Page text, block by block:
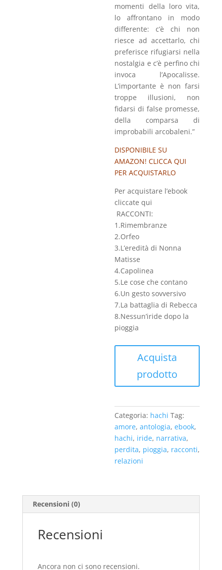
momenti della loro vita,
lo affrontano in modo
differente: c’è chi non
riesce ad accettarlo, chi
preferisce rifugiarsi nella
nostalgia e c’è perfino chi
invoca l’Apocalisse.
L’importante è non farsi
troppe illusioni, non
fidarsi di false promesse,
della comparsa di
improbabili arcobaleni.”
DISPONIBILE SU
AMAZON! CLICCAQUI
PER ACQUISTARLO
Per acquistare l’ebook
cliccate qui
RACCONTI:
1.Rimembranze
2.Orfeo
3.L’eredità di Nonna
Matisse
4.Capolinea
5.Le cose che contano
6.Un gesto sovversivo
7.La battaglia di Rebecca
8.Nessun’iride dopo la
pioggia
Acquista
prodotto
Categoria: hachi Tag:
amore,antologia,ebook,
hachi, iride, narrativa,
perdita, pioggia, racconti,
relazioni
Recensioni (0)
Recensioni
Ancora non ci sono recensioni.